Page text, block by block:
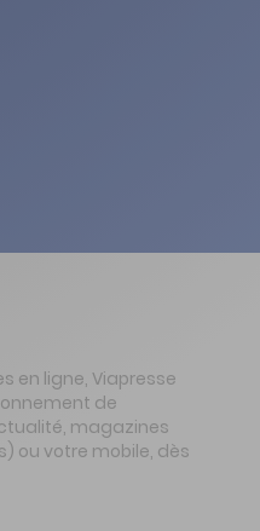
en ligne, Viapresse
de
magazines
ou votre mobile, dès